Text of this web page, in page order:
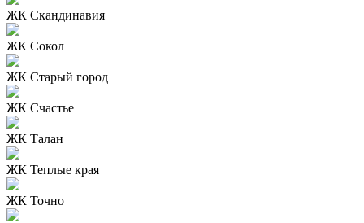
ЖК Скандинавия
ЖК Сокол
ЖК Старый город
ЖК Счастье
ЖК Талан
ЖК Теплые края
ЖК Точно